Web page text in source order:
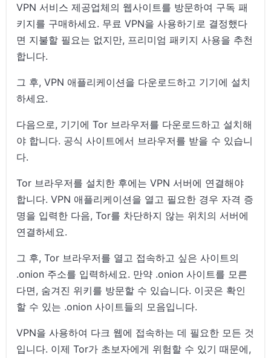
VPN 서비스 제공업체의 웹사이트를 방문하여 구독 패
키지를 구매하세요. 무료 VPN을 사용하기로 결정했다
면 지불할 필요는 없지만, 프리미엄 패키지 사용을 추천
합니다.
그 후, VPN 애플리케이션을 다운로드하고 기기에 설치
하세요.
다음으로, 기기에 Tor 브라우저를 다운로드하고 설치해
야 합니다. 공식 사이트에서 브라우저를 받을 수 있습니
다.
Tor 브라우저를 설치한 후에는 VPN 서버에 연결해야
합니다. VPN 애플리케이션을 열고 필요한 경우 자격 증
명을 입력한 다음, Tor를 차단하지 않는 위치의 서버에
연결하세요.
그 후, Tor 브라우저를 열고 접속하고 싶은 사이트의
.onion 주소를 입력하세요. 만약 .onion 사이트를 모른
다면, 숨겨진 위키를 방문할 수 있습니다. 이곳은 확인
할 수 있는 .onion 사이트들의 모음입니다.
VPN을 사용하여 다크 웹에 접속하는 데 필요한 모든 것
입니다. 이제 Tor가 초보자에게 위험할 수 있기 때문에,